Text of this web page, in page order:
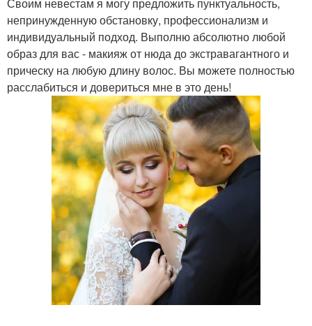
непринужденную обстановку, профессионализм и
индивидуальный подход. Выполню абсолютно любой
образ для вас - макияж от нюда до экстравагантного и
прическу на любую длину волос. Вы можете полностью
расслабиться и довериться мне в это день!